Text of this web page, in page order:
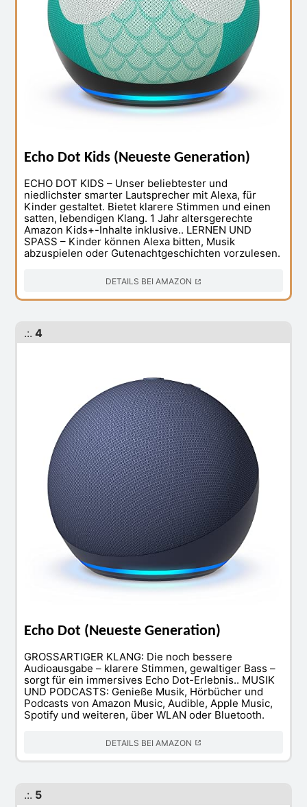
Echo Dot Kids (Neueste Generation)
ECHO DOT KIDS – Unser beliebtester und
niedlichster smarter Lautsprecher mit Alexa, für
Kinder gestaltet. Bietet klarere Stimmen und einen
satten, lebendigen Klang. 1 Jahr altersgerechte
Amazon Kids+-Inhalte inklusive.. LERNEN UND
SPASS – Kinder können Alexa bitten, Musik
abzuspielen oder Gutenachtgeschichten vorzulesen.
DETAILS BEI AMAZON
.:. 4
Echo Dot (Neueste Generation)
GROSSARTIGER KLANG: Die noch bessere
Audioausgabe – klarere Stimmen, gewaltiger Bass –
sorgt für ein immersives Echo Dot-Erlebnis.. MUSIK
UND PODCASTS: Genieße Musik, Hörbücher und
Podcasts von Amazon Music, Audible, Apple Music,
Spotify und weiteren, über WLAN oder Bluetooth.
DETAILS BEI AMAZON
.:. 5